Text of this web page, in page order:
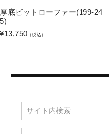
厚底ビットローファー(199-24
5)
¥13,750 （税込）